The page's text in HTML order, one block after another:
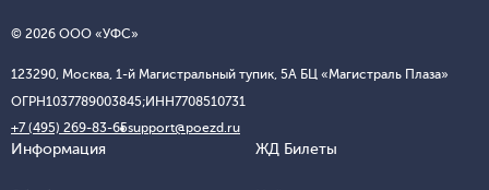
© 2026 ООО «УФС»
123290, Москва, 1-й Магистральный тупик, 5А БЦ «Магистраль Плаза»
ОГРН1037789003845;ИНН7708510731
+7 (495) 269-83-65support@poezd.ru
Информация ЖД Билеты